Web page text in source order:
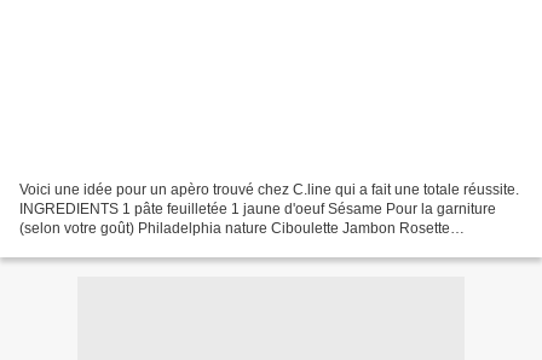
Voici une idée pour un apèro trouvé chez C.line qui a fait une totale réussite.
INGREDIENTS 1 pâte feuilletée 1 jaune d'oeuf Sésame Pour la garniture
(selon votre goût) Philadelphia nature Ciboulette Jambon Rosette